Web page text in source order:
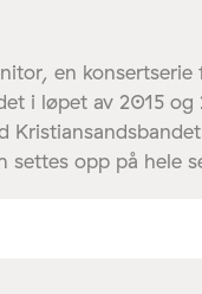
en konsertserie
i løpet av 2015
settes opp på hele